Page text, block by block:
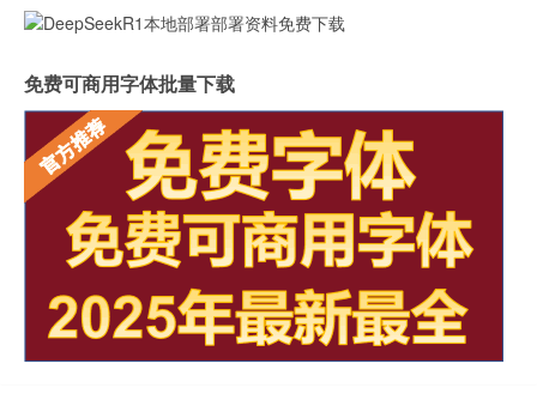
免费可商用字体批量下载